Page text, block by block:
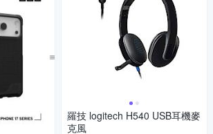
羅技 logitech H540 USB耳機麥
克風